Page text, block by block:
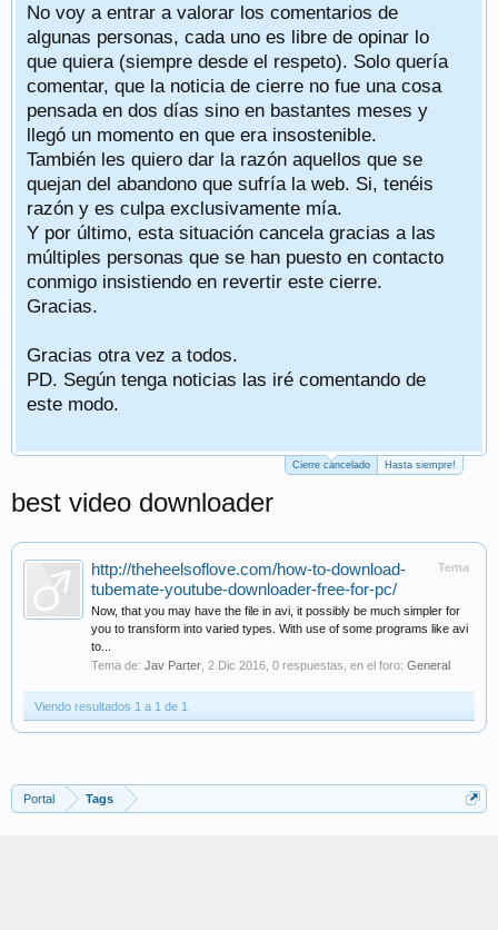
No voy a entrar a valorar los comentarios de
algunas personas, cada uno es libre de opinar lo
que quiera (siempre desde el respeto). Solo quería
comentar, que la noticia de cierre no fue una cosa
pensada en dos días sino en bastantes meses y
llegó un momento en que era insostenible.
También les quiero dar la razón aquellos que se
quejan del abandono que sufría la web. Si, tenéis
razón y es culpa exclusivamente mía.
Y por último, esta situación cancela gracias a las
múltiples personas que se han puesto en contacto
conmigo insistiendo en revertir este cierre.
Gracias.
Gracias otra vez a todos.
PD. Según tenga noticias las iré comentando de
este modo.
Cierre cancelado Hasta siempre!
best video downloader
Tema
http://theheelsoflove.com/how-to-download-
tubemate-youtube-downloader-free-for-pc/
Now, that you may have the file in avi, it possibly be much simpler for
you to transform into varied types. With use of some programs like avi
to...
Tema de: Jav Parter 2 Dic 2016 , 0 respuestas, en el foro: General
Viendo resultados 1 a 1 de 1
Portal Tags